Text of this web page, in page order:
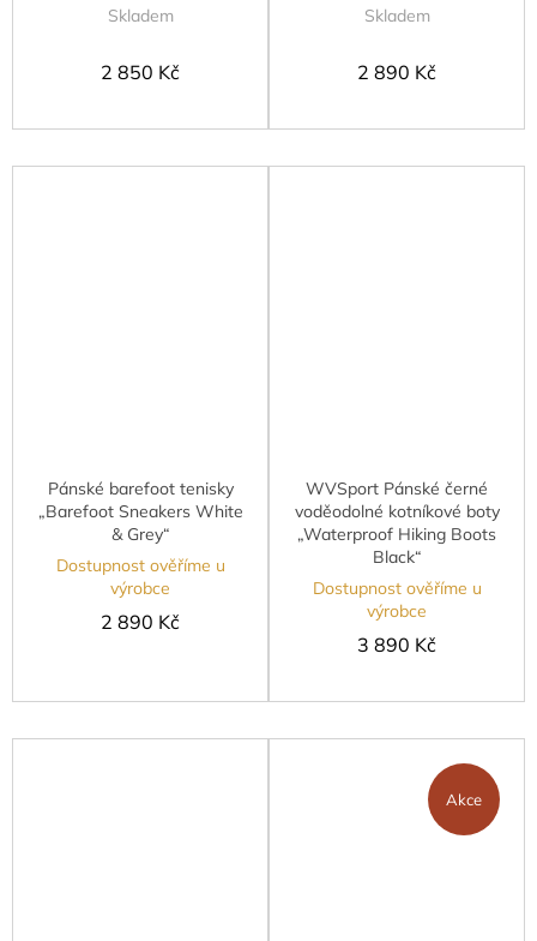
Skladem
2 850 Kč
Skladem
2 890 Kč
Pánské barefoot tenisky
„Barefoot Sneakers White
& Grey“
Dostupnost ověříme u
výrobce
2 890 Kč
WVSport Pánské černé
voděodolné kotníkové boty
„Waterproof Hiking Boots
Black“
Dostupnost ověříme u
výrobce
3 890 Kč
Akce